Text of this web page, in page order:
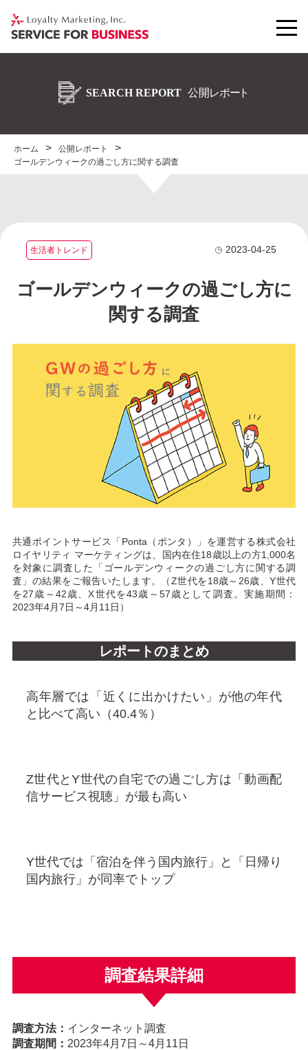
ホーム
公開レポート
ゴールデンウィークの過ごし方に関する調査
生活者トレンド 2023-04-25
ゴールデンウィークの過ごし方に
関する調査
共通ポイントサービス「Ponta（ポンタ）」を運営する株式会社
ロイヤリティ マーケティングは、国内在住18歳以上の方1,000名
を対象に調査した「ゴールデンウィークの過ごし方に関する調
査」の結果をご報告いたします。（Z世代を18歳～26歳、Y世代
を27歳～42歳、X世代を43歳～57歳として調査。実施期間：
2023年4月7日～4月11日）
レポートのまとめ
高年層では「近くに出かけたい」が他の年代
と比べて高い（40.4％）
Z世代とY世代の自宅での過ごし方は「動画配
信サービス視聴」が最も高い
Y世代では「宿泊を伴う国内旅行」と「日帰り
国内旅行」が同率でトップ
調査結果詳細
調査方法： インターネット調査
調査期間： 2023年4月7日～4月11日